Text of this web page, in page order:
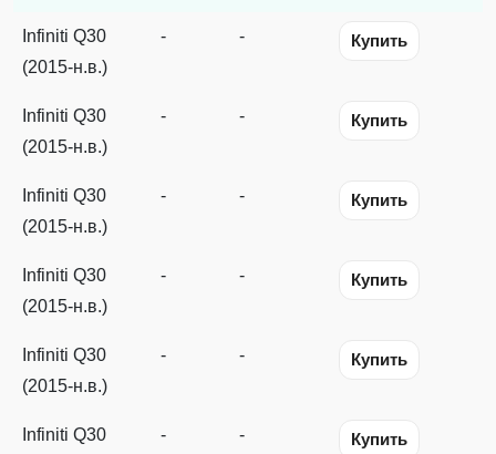
Infiniti Q30
(2015-н.в.)
- - Купить
Infiniti Q30
(2015-н.в.)
- - Купить
Infiniti Q30
(2015-н.в.)
- - Купить
Infiniti Q30
(2015-н.в.)
- - Купить
Infiniti Q30
(2015-н.в.)
- - Купить
Infiniti Q30
- - Купить